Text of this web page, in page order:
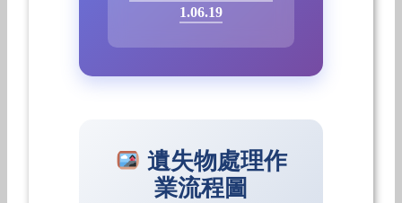
1.06.19
遺失物處理作
業流程圖